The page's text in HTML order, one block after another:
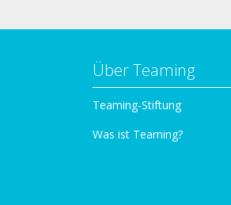
Über Teaming
Teaming-Stiftung
Was ist Teaming?